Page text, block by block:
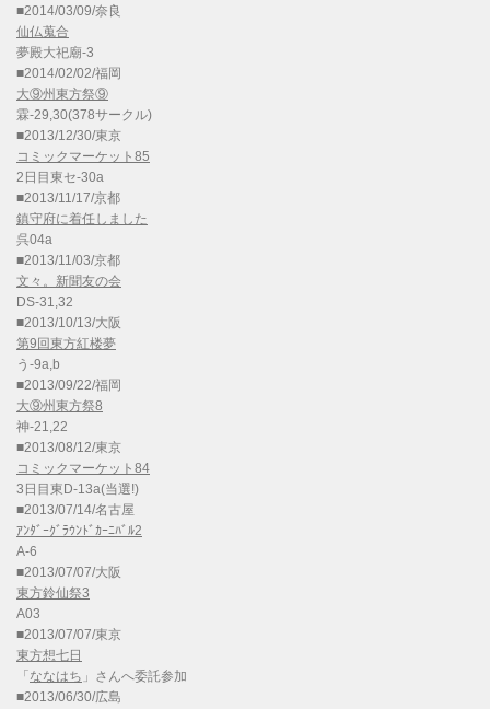
■2014/03/09/奈良
仙仏蒐合
夢殿大祀廟-3
■2014/02/02/福岡
大⑨州東方祭⑨
霖-29,30(378サークル)
■2013/12/30/東京
コミックマーケット85
2日目東セ-30a
■2013/11/17/京都
鎮守府に着任しました
呉04a
■2013/11/03/京都
文々。新聞友の会
DS-31,32
■2013/10/13/大阪
第9回東方紅楼夢
う-9a,b
■2013/09/22/福岡
大⑨州東方祭8
神-21,22
■2013/08/12/東京
コミックマーケット84
3日目東D-13a(当選!)
■2013/07/14/名古屋
ｱﾝﾀﾞｰｸﾞﾗｳﾝﾄﾞｶｰﾆﾊﾞﾙ2
A-6
■2013/07/07/大阪
東方鈴仙祭3
A03
■2013/07/07/東京
東方想七日
「 ななはち 」さんへ委託参加
■2013/06/30/広島